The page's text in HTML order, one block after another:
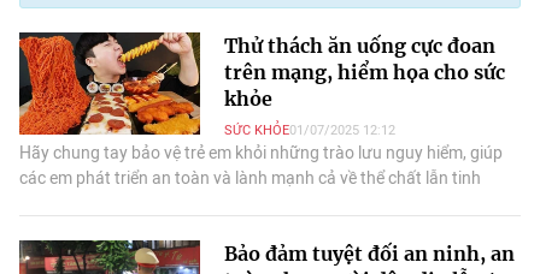
Thử thách ăn uống cực đoan
trên mạng, hiểm họa cho sức
khỏe
SỨC KHỎE01/07/2025 12:12
Hãy chung tay bảo vệ trẻ em khỏi những trào lưu nguy hiểm, giúp
các em phát triển an toàn và lành mạnh cả về thể chất lẫn tinh
Bảo đảm tuyệt đối an ninh, an